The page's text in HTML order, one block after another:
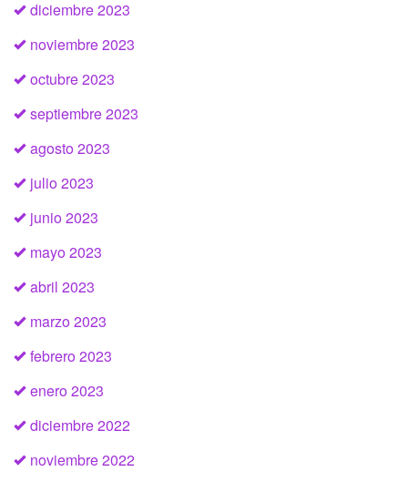
diciembre 2023
noviembre 2023
octubre 2023
septiembre 2023
agosto 2023
julio 2023
junio 2023
mayo 2023
abril 2023
marzo 2023
febrero 2023
enero 2023
diciembre 2022
noviembre 2022